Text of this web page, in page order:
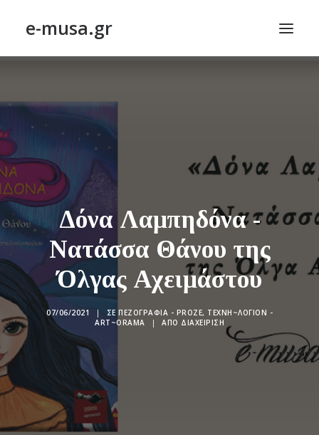
e-musa.gr
ΠΟΙΗΣΗ – POETRY
ΠΕΖΟΓΡΑΦΙΑ – PROSE
ΤΕΧΝΗ~ΛΟΓΙΟΝ – ART~ORAMA
ΑΠΟΔΕΛΤΙΩΣΗ
ΣΥΝΤΑΚΤΙΚΗ ΟΜΑΔΑ
ΕΠΙΚΟΙΝΩΝΙΑ
ΑΝΑΖΉΤΗΣΗ
Δόνα Λαμπηδόνα -
Νατάσσα Θάνου της
Όλγας Αχειμάστου
07/06/2021 | ΣΕ ΠΕΖΟΓΡΑΦΊΑ - PROZE, ΤΕΧΝΗ~ΛΌΓΙΟΝ -
ART~ORAMA
| ΑΠΌ ΔΙΑΧΕΊΡΙΣΗ